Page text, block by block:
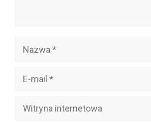
Nazwa
Witryna